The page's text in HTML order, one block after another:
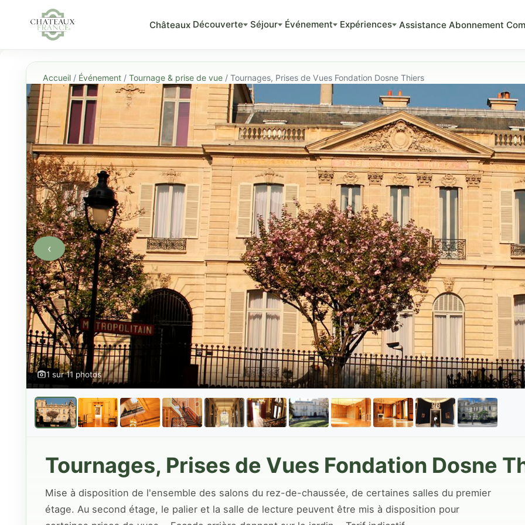
Châteaux Découverte Séjour Événement Expériences Assistance Abonnement
Accueil / Événement / Tournage & prise de vue / Tournages, Prises de Vues Fondation Dosne Thiers
1 sur 11 photos
‹
Tournages, Prises de Vues Fondation Dosne
Mise à disposition de l'ensemble des salons du rez-de-chaussée, de certaines salles du premier
étage. Au second étage, le palier et la salle de lecture peuvent être mis à disposition pour